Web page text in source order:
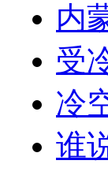
内
受
冷
谁